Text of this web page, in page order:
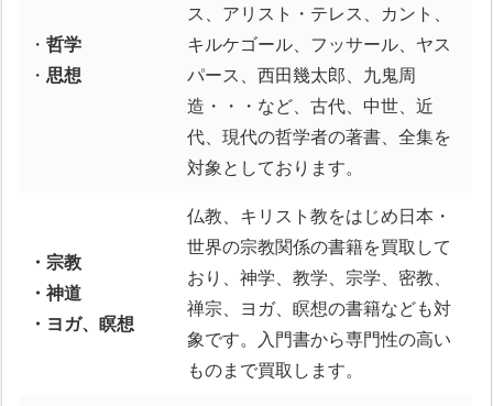
・哲学
・思想
ス、アリスト・テレス、カント、
キルケゴール、フッサール、ヤス
パース、西田幾太郎、九鬼周
造・・・など、古代、中世、近
代、現代の哲学者の著書、全集を
対象としております。
・宗教
・神道
・ヨガ、瞑想
仏教、キリスト教をはじめ日本・
世界の宗教関係の書籍を買取して
おり、神学、教学、宗学、密教、
禅宗、ヨガ、瞑想の書籍なども対
象です。入門書から専門性の高い
ものまで買取します。